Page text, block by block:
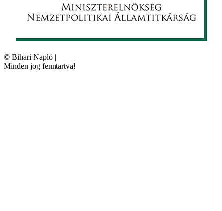
© Bihari Napló |
Minden jog fenntartva!